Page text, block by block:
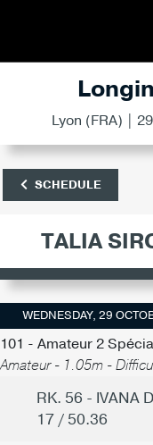
Lyon (FRA) |
SCHEDULE
TALIA
WEDNESDAY, 29
101 - Amateur 2
Amateur - 1.05m -
RK. 56 - IVANA
17 / 50.36